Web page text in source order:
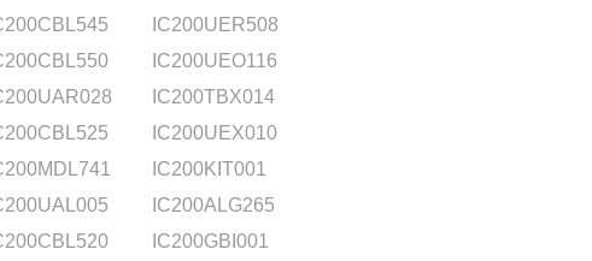
IC200UER508
IC200UEO116
IC200TBX014
IC200UEX010
IC200KIT001
IC200ALG265
IC200GBI001